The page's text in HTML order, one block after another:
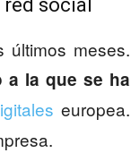
social
meses.
a la que se ha
europea.